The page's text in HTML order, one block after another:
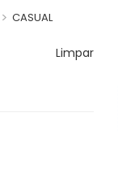
> CASUAL
Limpar